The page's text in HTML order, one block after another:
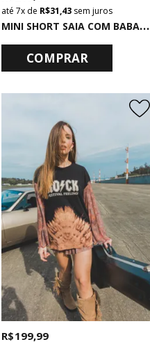
M
INI SHORT SAIA COM BABADOS DE TULE ESTAMPADO
7x de R$ 31,43 sem juros
COMPRAR
R$ 199,99